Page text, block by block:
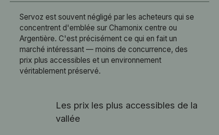
Servoz est souvent négligé par les acheteurs qui se
concentrent d'emblée sur Chamonix centre ou
Argentière. C'est précisément ce qui en fait un
marché intéressant — moins de concurrence, des
prix plus accessibles et un environnement
véritablement préservé.
Les prix les plus accessibles de la
vallée